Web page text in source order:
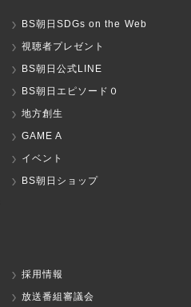
BS朝日SDGs on the Web
視聴者プレゼント
BS朝日公式LINE
BS朝日エピソード０
地方創生
GAME A
イベント
BS朝日ショップ
採用情報
放送番組審議会